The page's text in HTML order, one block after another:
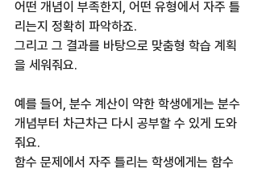
어떤 개념이 부족한지, 어떤 유형에서 자주 틀
리는지 정확히 파악하죠.
그리고 그 결과를 바탕으로 맞춤형 학습 계획
을 세워줘요.
예를 들어, 분수 계산이 약한 학생에게는 분수
개념부터 차근차근 다시 공부할 수 있게 도와
줘요.
함수 문제에서 자주 틀리는 학생에게는 함수